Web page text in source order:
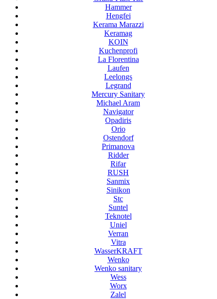
Hammer
Hengfei
Kerama Marazzi
Keramag
KOIN
Kuchenprofi
La Florentina
Laufen
Leelongs
Legrand
Mercury Sanitary
Michael Aram
Navigator
Opadiris
Orio
Ostendorf
Primanova
Ridder
Rifar
RUSH
Sanmix
Sinikon
Stc
Suntel
Teknotel
Uniel
Verran
Vitra
WasserKRAFT
Wenko
Wenko sanitary
Wess
Worx
Zalel